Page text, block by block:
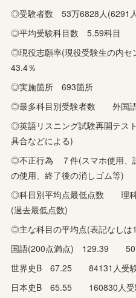
◎受験者数 53万6828人(6291
◎平均受験科目数 5.59科目
◎現役志願率(現役受験生の内
43.4％
◎実施箇所 693箇所
◎最多科目別受験者数 外国
◎英語リスニング試験再開テス
具合などによる)
◎不正行為 ７件(スマホ使用、
の使用、終了後の消しゴム等)
◎科目別平均点最低点数 理
(過去最低点数)
◎主な科目の平均点(表記なしは
国語(200点満点) 129.39
世界史B 67.25 84131人受
日本史B 65.55 160830人受